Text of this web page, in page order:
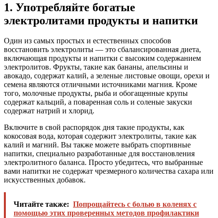
1. Употребляйте богатые
электролитами продукты и напитки
Один из самых простых и естественных способов
восстановить электролиты — это сбалансированная диета,
включающая продукты и напитки с высоким содержанием
электролитов. Фрукты, такие как бананы, апельсины и
авокадо, содержат калий, а зеленые листовые овощи, орехи и
семена являются отличными источниками магния. Кроме
того, молочные продукты, рыба и обогащенные крупы
содержат кальций, а поваренная соль и соленые закуски
содержат натрий и хлорид.
Включите в свой распорядок дня такие продукты, как
кокосовая вода, которая содержит электролиты, такие как
калий и магний. Вы также можете выбрать спортивные
напитки, специально разработанные для восстановления
электролитного баланса. Просто убедитесь, что выбранные
вами напитки не содержат чрезмерного количества сахара или
искусственных добавок.
Читайте также: Попрощайтесь с болью в коленях с
помощью этих проверенных методов профилактики